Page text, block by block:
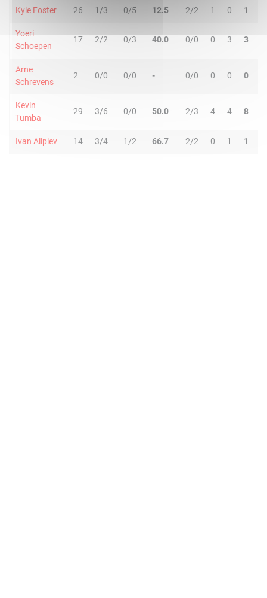
Kyle Foster 26 1/3 0/5 12.5 2/2 1 0 1
Yoeri
Schoepen
17 2/2 0/3 40.0 0/0 0 3 3
Arne
Schrevens
2 0/0 0/0 - 0/0 0 0 0
Kevin
Tumba
29 3/6 0/0 50.0 2/3 4 4 8
Ivan Alipiev 14 3/4 1/2 66.7 2/2 0 1 1